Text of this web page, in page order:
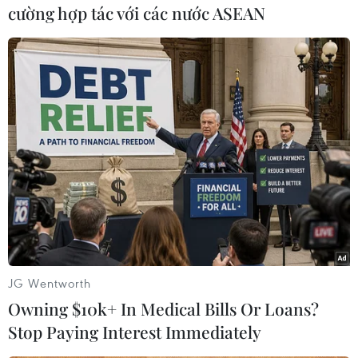
nước EU đang sống tại Thụy Sĩ được hưởng trợ
cấp này./.
(TTXVN)
cường hợp tác với các nước ASEAN
JG Wentworth
Owning $10k+ In Medical Bills Or Loans?
Stop Paying Interest Immediately